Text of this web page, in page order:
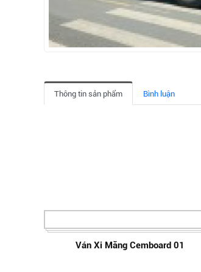
Thông tin sản phẩm Bình luận
Ván Xi Măng Cemboard 01